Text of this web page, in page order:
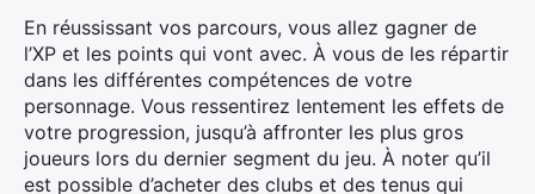
En réussissant vos parcours, vous allez gagner de
l’XP et les points qui vont avec. À vous de les répartir
dans les différentes compétences de votre
personnage. Vous ressentirez lentement les effets de
votre progression, jusqu’à affronter les plus gros
joueurs lors du dernier segment du jeu. À noter qu’il
est possible d’acheter des clubs et des tenus qui